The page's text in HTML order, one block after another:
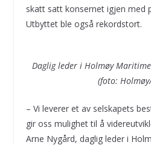
skatt satt konsernet igjen med
Utbyttet ble også rekordstort.
Daglig leder i Holmøy
(foto:
– Vi leverer et av selskapets
gir oss mulighet til å
Arne Nygård, daglig leder i